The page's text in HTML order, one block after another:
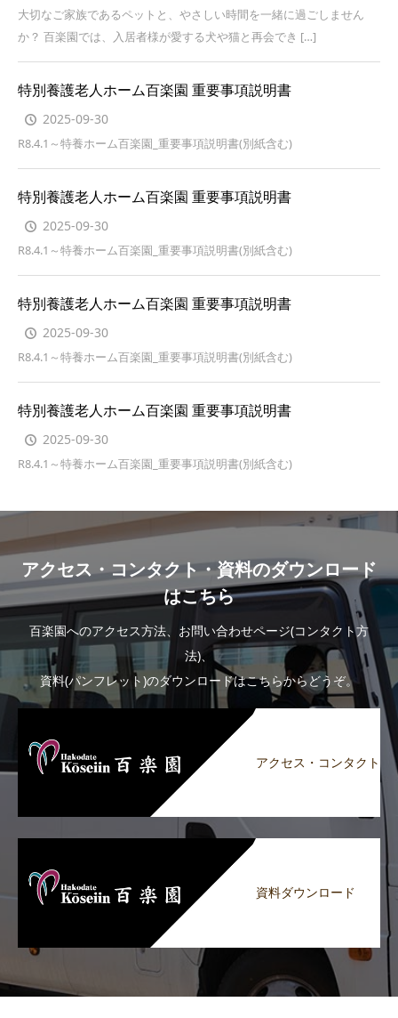
大切なご家族であるペットと、やさしい時間を一緒に過ごしません
か？ 百楽園では、入居者様が愛する犬や猫と再会でき […]
特別養護老人ホーム百楽園 重要事項説明書
2025-09-30
R8.4.1～特養ホーム百楽園_重要事項説明書(別紙含む)
特別養護老人ホーム百楽園 重要事項説明書
2025-09-30
R8.4.1～特養ホーム百楽園_重要事項説明書(別紙含む)
特別養護老人ホーム百楽園 重要事項説明書
2025-09-30
R8.4.1～特養ホーム百楽園_重要事項説明書(別紙含む)
特別養護老人ホーム百楽園 重要事項説明書
2025-09-30
R8.4.1～特養ホーム百楽園_重要事項説明書(別紙含む)
アクセス・コンタクト・資料のダウンロード
はこちら
百楽園へのアクセス方法、お問い合わせページ(コンタクト方
法)、
資料(パンフレット)のダウンロードはこちらからどうぞ。
アクセス・コンタクト
資料ダウンロード